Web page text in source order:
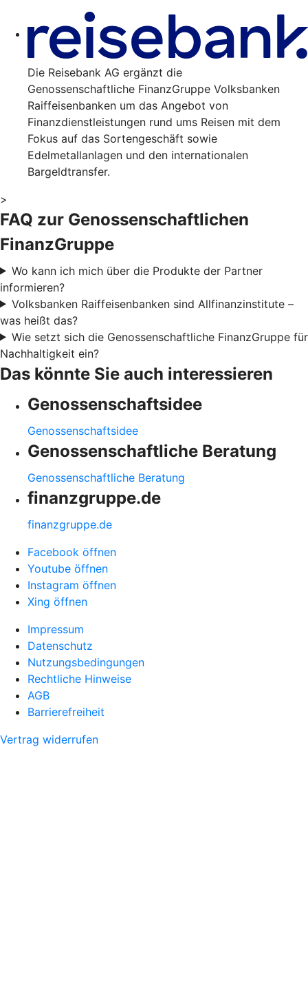
Die Reisebank AG ergänzt die
Genossenschaftliche FinanzGruppe Volksbanken
Raiffeisenbanken um das Angebot von
Finanzdienstleistungen rund ums Reisen mit dem
Fokus auf das Sortengeschäft sowie
Edelmetallanlagen und den internationalen
Bargeldtransfer.
>
FAQ zur Genossenschaftlichen
FinanzGruppe
Wo kann ich mich über die Produkte der Partner
informieren?
Volksbanken Raiffeisenbanken sind Allfinanzinstitute –
was heißt das?
Wie setzt sich die Genossenschaftliche FinanzGruppe für
Nachhaltigkeit ein?
Das könnte Sie auch interessieren
Genossenschaftsidee
Genossenschaftsidee
Genossenschaftliche Beratung
Genossenschaftliche Beratung
finanzgruppe.de
finanzgruppe.de
Facebook öffnen
Youtube öffnen
Instagram öffnen
Xing öffnen
Impressum
Datenschutz
Nutzungsbedingungen
Rechtliche Hinweise
AGB
Barrierefreiheit
Vertrag widerrufen